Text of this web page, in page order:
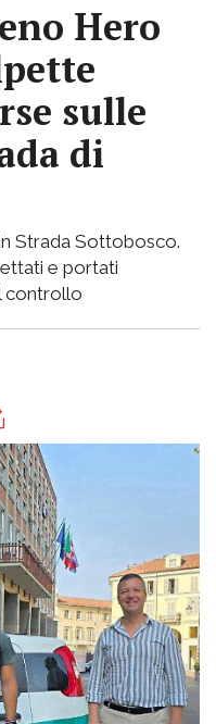
Hero
sulle
di
Strada Sottobosco.
e portati
controllo